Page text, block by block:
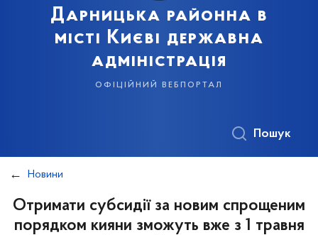
Дарницька районна в
місті Києві державна
адміністрація
офіційний вебпортал
Пошук
Новини
Отримати субсидії за новим спрощеним
порядком кияни зможуть вже з 1 травня